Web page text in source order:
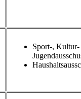
Sport-, Kultur-